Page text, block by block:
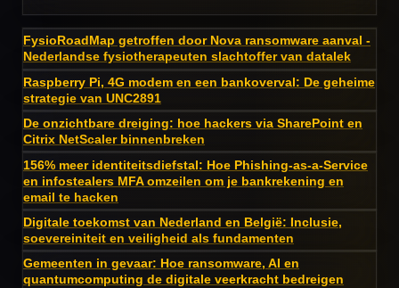
FysioRoadMap getroffen door Nova ransomware aanval -
Nederlandse fysiotherapeuten slachtoffer van datalek
Raspberry Pi, 4G modem en een bankoverval: De geheime
strategie van UNC2891
De onzichtbare dreiging: hoe hackers via SharePoint en
Citrix NetScaler binnenbreken
156% meer identiteitsdiefstal: Hoe Phishing-as-a-Service
en infostealers MFA omzeilen om je bankrekening en
email te hacken
Digitale toekomst van Nederland en België: Inclusie,
soevereiniteit en veiligheid als fundamenten
Gemeenten in gevaar: Hoe ransomware, AI en
quantumcomputing de digitale veerkracht bedreigen